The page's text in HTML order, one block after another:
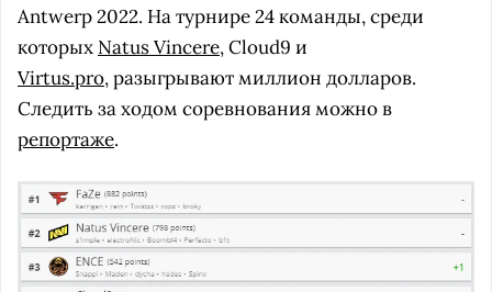
Antwerp 2022. На турнире 24 команды, среди
которых Natus Vincere, Cloud9 и
Virtus.pro, разыгрывают миллион долларов.
Следить за ходом соревнования можно в
репортаже.